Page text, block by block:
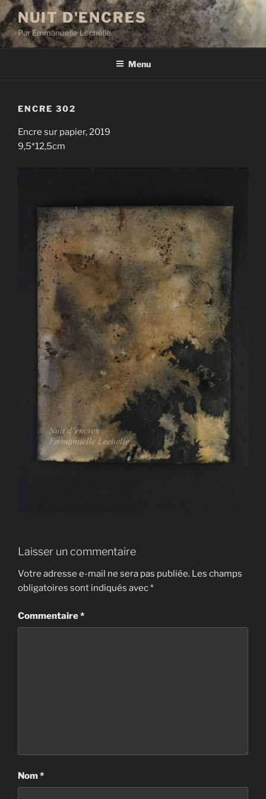
Aller
au
contenu
principal
NUIT D'ENCRES
Par Emmanuelle Lechelle
Menu
ENCRE 302
Encre sur papier, 2019
9,5*12,5cm
Laisser un commentaire
Votre adresse e-mail ne sera pas publiée. Les champs
obligatoires sont indiqués avec*
Commentaire*
Nom*